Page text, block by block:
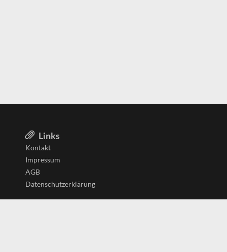
Links
Kontakt
Impressum
AGB
Datenschutzerklärung